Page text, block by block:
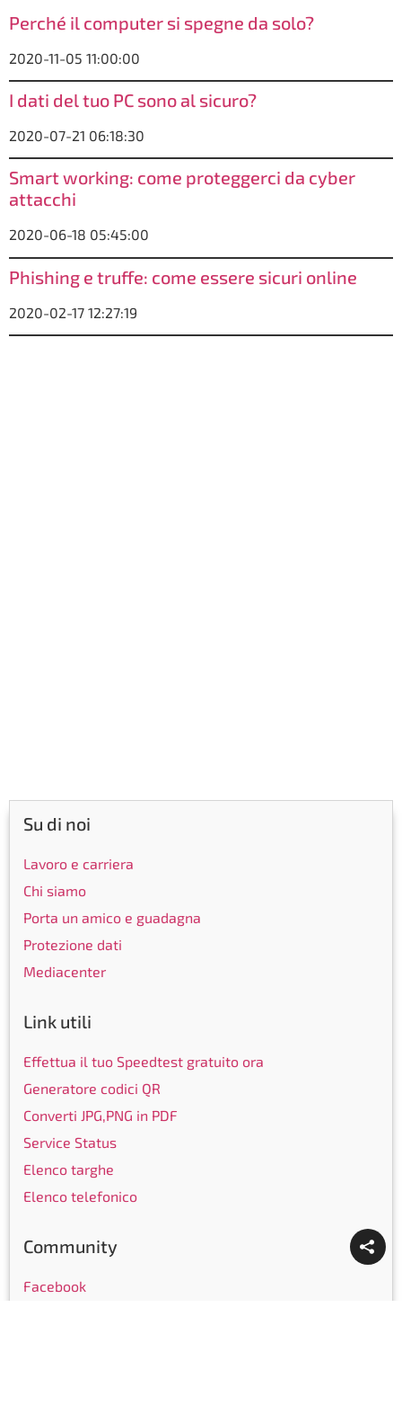
Perché il computer si spegne da solo?
2020-11-05 11:00:00
I dati del tuo PC sono al sicuro?
2020-07-21 06:18:30
Smart working: come proteggerci da cyber
attacchi
2020-06-18 05:45:00
Phishing e truffe: come essere sicuri online
2020-02-17 12:27:19
Su di noi
Lavoro e carriera
Chi siamo
Porta un amico e guadagna
Protezione dati
Mediacenter
Link utili
Effettua il tuo Speedtest gratuito ora
Generatore codici QR
Converti JPG,PNG in PDF
Service Status
Elenco targhe
Elenco telefonico
Community
Facebook